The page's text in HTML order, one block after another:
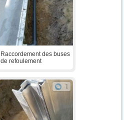
Raccordement des buses
de refoulement
1